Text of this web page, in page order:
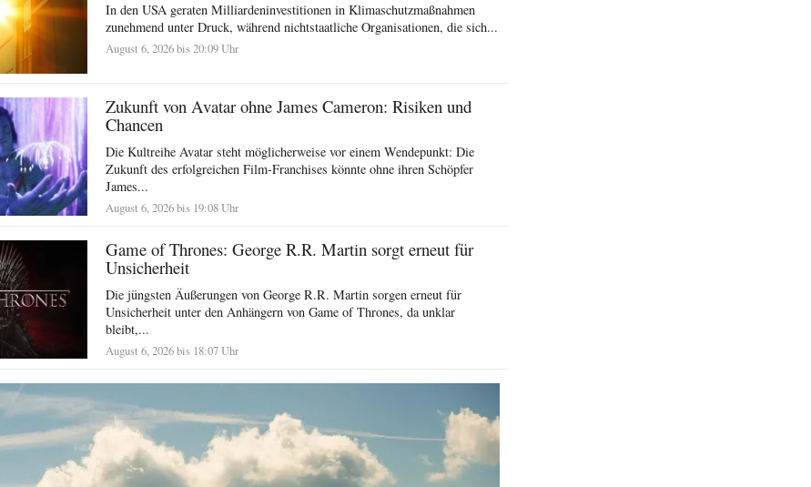
In den USA geraten Milliardeninvestitionen in Klimaschutzmaßnahmen
zunehmend unter Druck, während nichtstaatliche Organisationen, die sich...
August 6, 2026 bis 20:09 Uhr
Zukunft von Avatar ohne James Cameron: Risiken und
Chancen
Die Kultreihe Avatar steht möglicherweise vor einem Wendepunkt: Die
Zukunft des erfolgreichen Film-Franchises könnte ohne ihren Schöpfer
James...
August 6, 2026 bis 19:08 Uhr
Game of Thrones: George R.R. Martin sorgt erneut für
Unsicherheit
Die jüngsten Äußerungen von George R.R. Martin sorgen erneut für
Unsicherheit unter den Anhängern von Game of Thrones, da unklar
bleibt,...
August 6, 2026 bis 18:07 Uhr